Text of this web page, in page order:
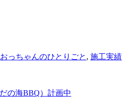
おっちゃんのひとりごと , 施工実績